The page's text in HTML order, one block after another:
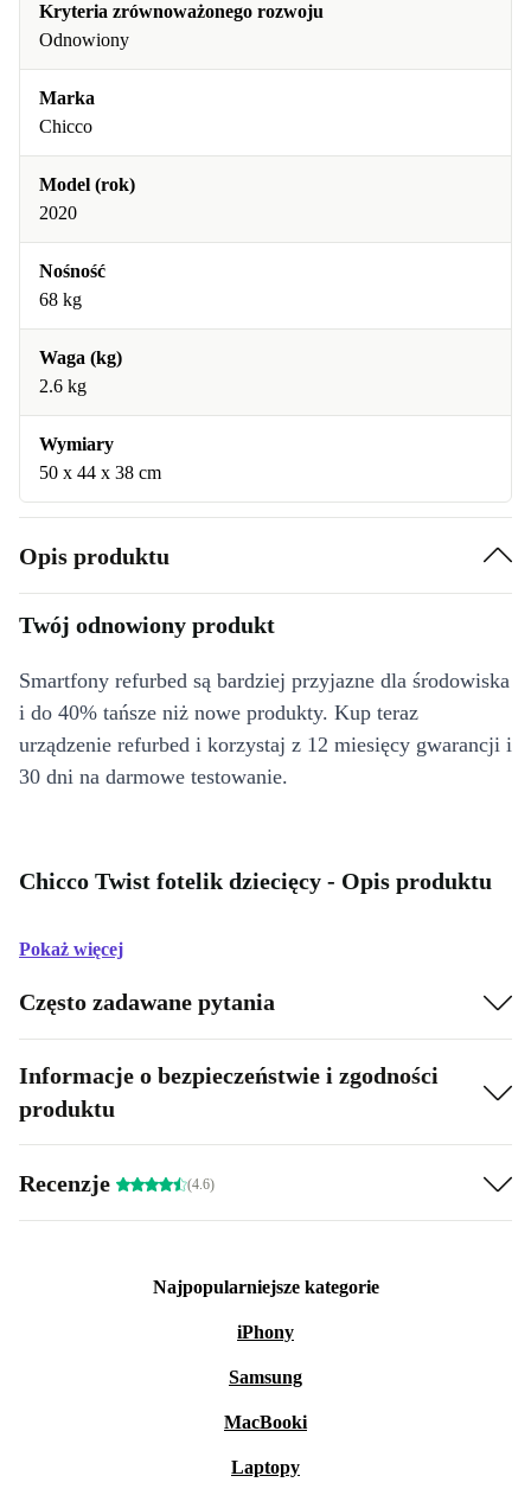
Kryteria zrównoważonego rozwoju
Odnowiony
Marka
Chicco
Model (rok)
2020
Nośność
68 kg
Waga (kg)
2.6 kg
Wymiary
50 x 44 x 38 cm
Opis produktu
Twój odnowiony produkt
Smartfony refurbed są bardziej przyjazne dla środowiska
i do 40% tańsze niż nowe produkty. Kup teraz
urządzenie refurbed i korzystaj z 12 miesięcy gwarancji i
30 dni na darmowe testowanie.
Chicco Twist fotelik dziecięcy - Opis produktu
Pokaż więcej
Często zadawane pytania
Informacje o bezpieczeństwie i zgodności
produktu
Recenzje (4.6)
Najpopularniejsze kategorie
iPhony
Samsung
MacBooki
Laptopy